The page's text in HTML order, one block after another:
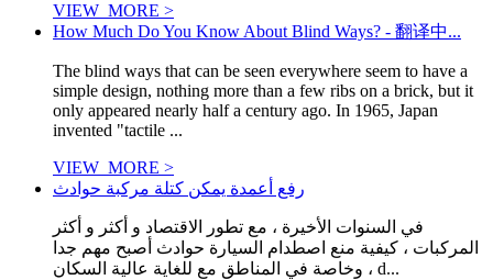
VIEW_MORE >
How Much Do You Know About Blind Ways? - 翻译中...
The blind ways that can be seen everywhere seem to have a
simple design, nothing more than a few ribs on a brick, but it
only appeared nearly half a century ago. In 1965, Japan
invented "tactile ...
VIEW_MORE >
رفع أعمدة يمكن كتلة مركبة حوادث
في السنوات الأخيرة ، مع تطور الاقتصاد و أكثر و أكثر
المركبات ، كيفية منع اصطدام السيارة حوادث أصبح مهم جدا
، وخاصة في المناطق مع للغاية عالية السكان d...